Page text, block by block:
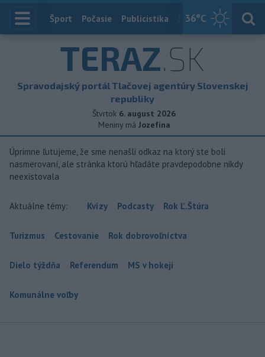
36°C
Index
Šport Počasie Publicistika Slovensko
TERAZ.SK
Spravodajský portál Tlačovej agentúry Slovenskej
republiky
Štvrtok 6. august 2026
Meniny má Jozefína
Úprimne ľutujeme, že sme nenašli odkaz na ktorý ste boli
nasmerovaní, ale stránka ktorú hľadáte pravdepodobne nikdy
neexistovala
Aktuálne témy: Kvízy Podcasty Rok Ľ.Štúra
Turizmus Cestovanie Rok dobrovoľníctva
Dielo týždňa Referendum MS v hokeji
Komunálne voľby